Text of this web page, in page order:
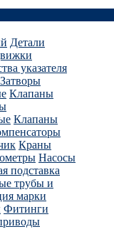
Детали
указателя
Затворы
Клапаны
Клапаны
Краны
Насосы
подставка
трубы и
марки
Фитинги